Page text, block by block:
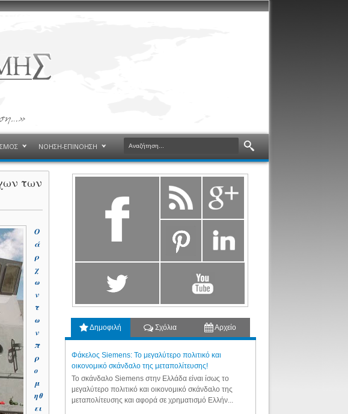
ΝΟΗΣΗ-ΕΠΙΝΟΗΣΗ
των
Ο
ά
ρ
χ
ω
ν
τ
ω
ν
π
ρ
ο
μ
ηθ
ει
Δημοφιλή Σχόλια Αρχείο
Φάκελος Siemens: Το μεγαλύτερο πολιτικό και
οικονομικό σκάνδαλο της μεταπολίτευσης!
Το σκάνδαλο Siemens στην Ελλάδα είναι ίσως το
μεγαλύτερο πολιτικό και οικονομικό σκάνδαλο της
μεταπολίτευσης και αφορά σε χρηματισμό Ελλήν...